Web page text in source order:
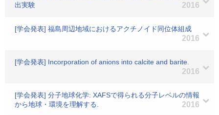
出実験
2016
[学会発表] 福島周辺地域におけるアクチノイド同位体組成
2016
[学会発表] Incorporation of anions into calcite and barite.
2016
[学会発表] 分子地球化学: XAFSで得られる分子レベルの情報
から地球・環境を理解する.
2016